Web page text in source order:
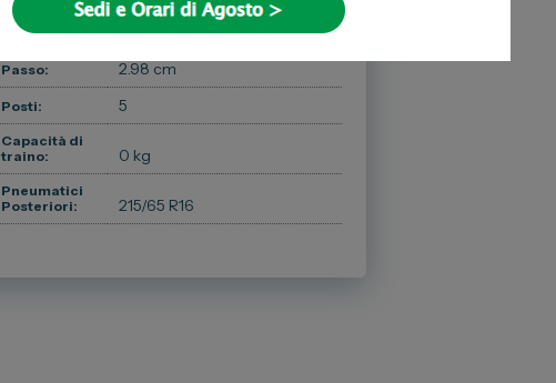
Larghezza: 185 cm
Passo: 2.98 cm
Posti: 5
Capacità di
traino:
0 kg
Pneumatici
Posteriori:
215/65 R16